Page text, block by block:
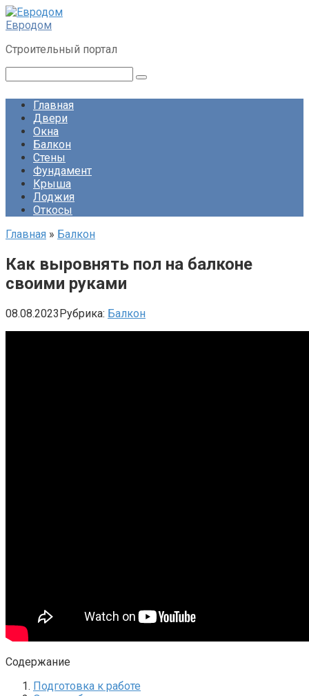
Перейти
к
Евродом
Строительный портал
Главная
Двери
Окна
Балкон
Стены
Фундамент
Крыша
Лоджия
Откосы
Главная » Балкон
Как выровнять пол на балконе
своими руками
08.08.2023Рубрика: Балкон
Содержание
Подготовка к работе